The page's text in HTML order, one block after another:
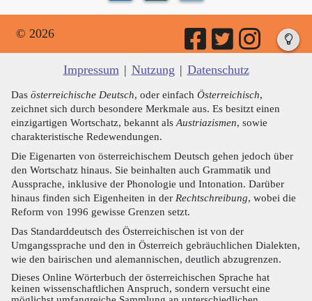
© 2026
Impressum | Nutzung | Datenschutz
Das österreichische Deutsch, oder einfach Österreichisch,
zeichnet sich durch besondere Merkmale aus. Es besitzt einen
einzigartigen Wortschatz, bekannt als Austriazismen, sowie
charakteristische Redewendungen.
Die Eigenarten von österreichischem Deutsch gehen jedoch über
den Wortschatz hinaus. Sie beinhalten auch Grammatik und
Aussprache, inklusive der Phonologie und Intonation. Darüber
hinaus finden sich Eigenheiten in der Rechtschreibung, wobei die
Reform von 1996 gewisse Grenzen setzt.
Das Standarddeutsch des Österreichischen ist von der
Umgangssprache und den in Österreich gebräuchlichen Dialekten,
wie den bairischen und alemannischen, deutlich abzugrenzen.
Dieses Online Wörterbuch der österreichischen Sprache hat
keinen wissenschaftlichen Anspruch, sondern versucht eine